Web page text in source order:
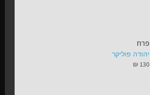
פרח
יהודה פוליקר
₪ 130